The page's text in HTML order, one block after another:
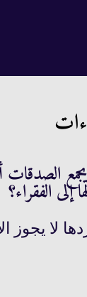
الصدقات
الفقراء؟
لا يجوز